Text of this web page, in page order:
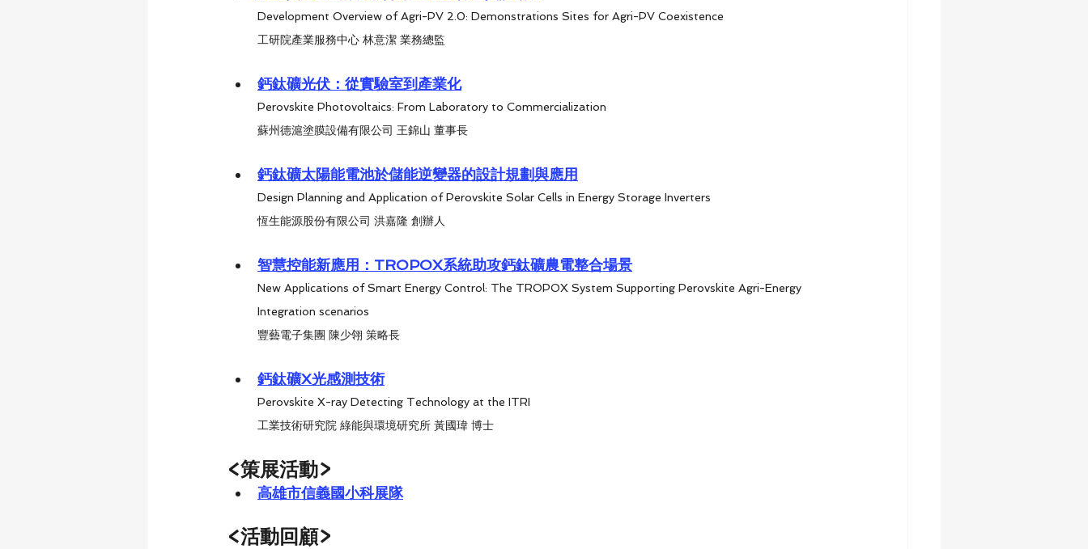
Development Overview of Agri-PV 2.0: Demonstrations Sites for Agri-PV Coexistence
工研院產業服務中心 林意潔 業務總監
鈣鈦礦光伏：從實驗室到產業化
Perovskite Photovoltaics: From Laboratory to Commercialization
蘇州德滬塗膜設備有限公司 王錦山 董事長
鈣鈦礦太陽能電池於儲能逆變器的設計規劃與應用
Design Planning and Application of Perovskite Solar Cells in Energy Storage Inverters
恆生能源股份有限公司 洪嘉隆 創辦人
智慧控能新應用：TROPOX系統助攻鈣鈦礦農電整合場景
New Applications of Smart Energy Control: The TROPOX System Supporting Perovskite Agri-Energy
Integration scenarios
豐藝電子集團 陳少翎 策略長
鈣鈦礦X光感測技術
Perovskite X-ray Detecting Technology at the ITRI
工業技術研究院 綠能與環境研究所 黃國瑋 博士
<策展活動>
高雄市信義國小科展隊
<活動回顧>